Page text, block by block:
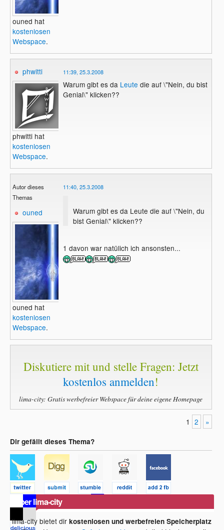
ouned hat
kostenlosen
Webspace.
phwitti
phwitti hat
kostenlosen
Webspace.
11:39, 25.3.2008
Warum gibt es da Leute die auf \"Nein, du bist
Genial\" klicken??
Autor dieses
Themas
ouned
ouned hat
kostenlosen
Webspace.
11:40, 25.3.2008
Warum gibt es da Leute die auf \"Nein, du
bist Genial\" klicken??
1 davon war natülich ich ansonsten...
Diskutiere mit und stelle Fragen: Jetzt
kostenlos anmelden!
lima-city: Gratis werbefreier Webspace für deine eigene Homepage
1 2 »
Dir gefällt dieses Thema?
Über lima-city
lima-city bietet dirkostenlosen und werbefreien Speicherplatz